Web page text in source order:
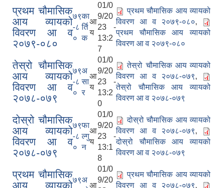
प्रथम चौमासिक
आय व्यायको
विवरण आ व
२०७९-०८०
७९
-८
०
का
र्ति
क
आ
य
01/0
9/20
23 -
13:2
7
प्रथम चौमासिक आय व्यायको
विवरण आ व २०७९-०८०,
प्रथम चौमासिक आय व्यायको
विवरण आ व २०७९-०८०
तेस्रो चौमासिक
आय व्यायको
विवरण आ व
२०७८-०७९
७९
-८
०
अ
सा
र
आ
य
01/0
9/20
23 -
13:2
0
तेस्रो चौमासिक आय व्यायको
विवरण आ व २०७८-०७९,
तेस्रो चौमासिक आय व्यायको
विवरण आ व २०७८-०७९
दोस्रो चौमासिक
आय व्यायको
विवरण आ व
२०७८-०७९
७९
-८
०
फा
ल्गु
न
आ
य
01/0
9/20
23 -
13:1
8
दोस्रो चौमासिक आय व्यायको
विवरण आ व २०७८-०७९,
दोस्रो चौमासिक आय व्यायको
विवरण आ व २०७८-०७९
प्रथम चौमासिक
आय व्यायको७९अ
आ
01/0
9/20
प्रथम चौमासिक आय व्यायको
विवरण आ व २०७८-०७९,